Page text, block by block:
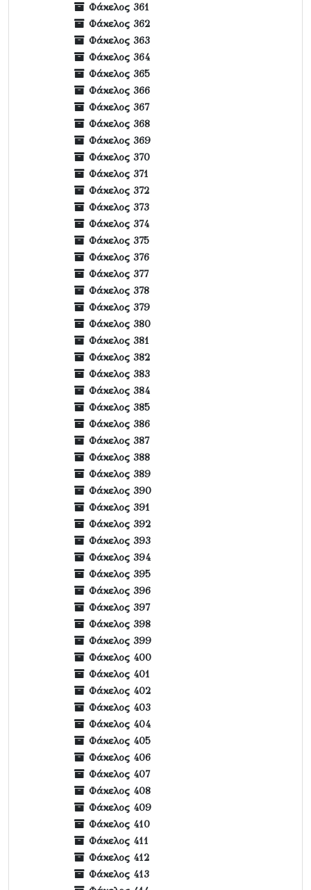
Φάκελος 361
Φάκελος 362
Φάκελος 363
Φάκελος 364
Φάκελος 365
Φάκελος 366
Φάκελος 367
Φάκελος 368
Φάκελος 369
Φάκελος 370
Φάκελος 371
Φάκελος 372
Φάκελος 373
Φάκελος 374
Φάκελος 375
Φάκελος 376
Φάκελος 377
Φάκελος 378
Φάκελος 379
Φάκελος 380
Φάκελος 381
Φάκελος 382
Φάκελος 383
Φάκελος 384
Φάκελος 385
Φάκελος 386
Φάκελος 387
Φάκελος 388
Φάκελος 389
Φάκελος 390
Φάκελος 391
Φάκελος 392
Φάκελος 393
Φάκελος 394
Φάκελος 395
Φάκελος 396
Φάκελος 397
Φάκελος 398
Φάκελος 399
Φάκελος 400
Φάκελος 401
Φάκελος 402
Φάκελος 403
Φάκελος 404
Φάκελος 405
Φάκελος 406
Φάκελος 407
Φάκελος 408
Φάκελος 409
Φάκελος 410
Φάκελος 411
Φάκελος 412
Φάκελος 413